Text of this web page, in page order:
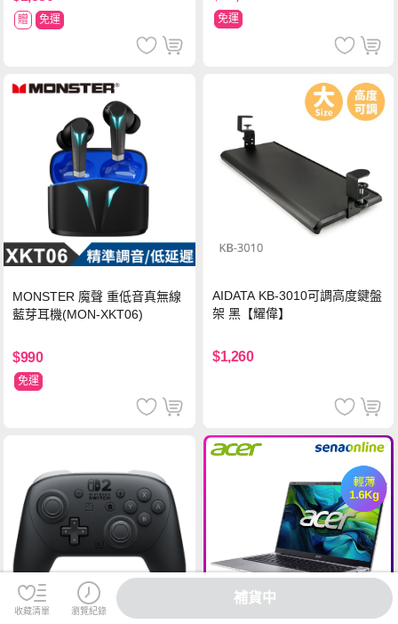
贈 免運 免運
MONSTER 魔聲 重低音真無線
藍芽耳機(MON-XKT06)
$990
免運
AIDATA KB-3010可調高度鍵盤
架 黑【耀偉】
$1,260
收藏清單 瀏覽紀錄
補貨中